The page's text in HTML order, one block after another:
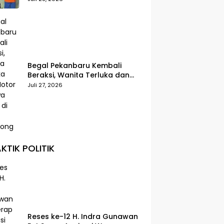
Begal Pekanbaru Kembali
Beraksi, Wanita Terluka dan
Motor Dibawa Kabur di Jalan
Juli 27, 2026
POLITIK
Reses ke-12 H. Indra Gunawan